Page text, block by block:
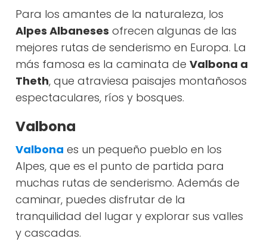
Para los amantes de la naturaleza, los
Alpes Albaneses ofrecen algunas de las
mejores rutas de senderismo en Europa. La
más famosa es la caminata de Valbona a
Theth, que atraviesa paisajes montañosos
espectaculares, ríos y bosques.
Valbona
Valbona es un pequeño pueblo en los
Alpes, que es el punto de partida para
muchas rutas de senderismo. Además de
caminar, puedes disfrutar de la
tranquilidad del lugar y explorar sus valles
y cascadas.